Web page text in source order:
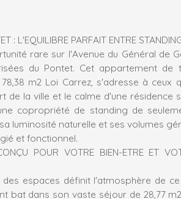
: L'EQUILIBRE PARFAIT ENTRE
rare sur l'Avenue du Général de
du Pontet. Cet appartement de
m2 Loi Carrez, s'adresse à ceux
de la ville et le calme d'une résidence
copropriété de standing de
luminosité naturelle et ses volumes
et fonctionnel.
POUR VOTRE BIEN-ETRE ET
espaces définit l'atmosphère de
bat dans son vaste séjour de 28,77